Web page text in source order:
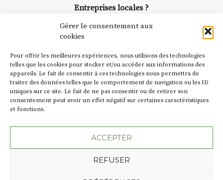
Gérer le consentement aux
cookies
Pour offrir les meilleures expériences, nous utilisons des technologies
telles que les cookies pour stocker et/ou accéder aux informations des
appareils. Le fait de consentir à ces technologies nous permettra de
traiter des données telles que le comportement de navigation ou les ID
uniques sur ce site. Le fait de ne pas consentir ou de retirer son
consentement peut avoir un effet négatif sur certaines caractéristiques
et fonctions.
ACCEPTER
REFUSER
Entreprises locales ?
Suivez toute l'actu de Strada
Plan du site